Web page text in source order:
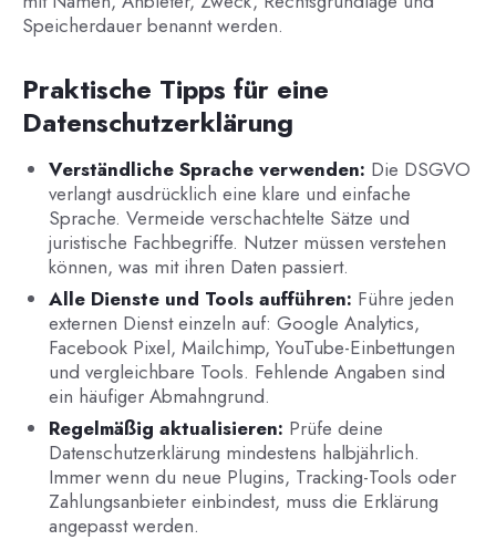
Speicherdauer benannt werden.
Praktische Tipps für eine
Datenschutzerklärung
Verständliche Sprache verwenden: Die DSGVO
verlangt ausdrücklich eine klare und einfache
Sprache. Vermeide verschachtelte Sätze und
juristische Fachbegriffe. Nutzer müssen verstehen
können, was mit ihren Daten passiert.
Alle Dienste und Tools aufführen: Führe jeden
externen Dienst einzeln auf: Google Analytics,
Facebook Pixel, Mailchimp, YouTube-Einbettungen
und vergleichbare Tools. Fehlende Angaben sind
ein häufiger Abmahngrund.
Regelmäßig aktualisieren: Prüfe deine
Datenschutzerklärung mindestens halbjährlich.
Immer wenn du neue Plugins, Tracking-Tools oder
Zahlungsanbieter einbindest, muss die Erklärung
angepasst werden.